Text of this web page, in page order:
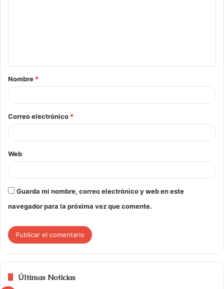
Nombre *
Correo electrónico *
Web
Guarda mi nombre, correo electrónico y web en este
navegador para la próxima vez que comente.
Últimas Noticias